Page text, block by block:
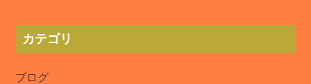
カテゴリ
ブログ